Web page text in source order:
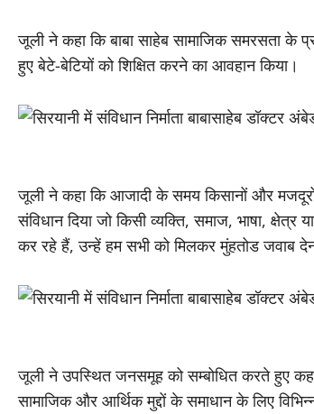
जूली ने कहा कि बाबा साहेब सामाजिक समरसता के
हुए बेटे-बेटियों को शिक्षित करने का आवहान किया।
जूली ने कहा कि आजादी के समय किसानों और
संविधान दिया जो किसी व्यक्ति, समाज, भाषा,
कर रहे हैं, उन्हें हम सभी को मिलकर मुंहतोड जवाब
जूली ने उपस्थित जनसमूह को सम्बोधित करते हुए
सामाजिक और आर्थिक मुद्दों के समाधान के लिए